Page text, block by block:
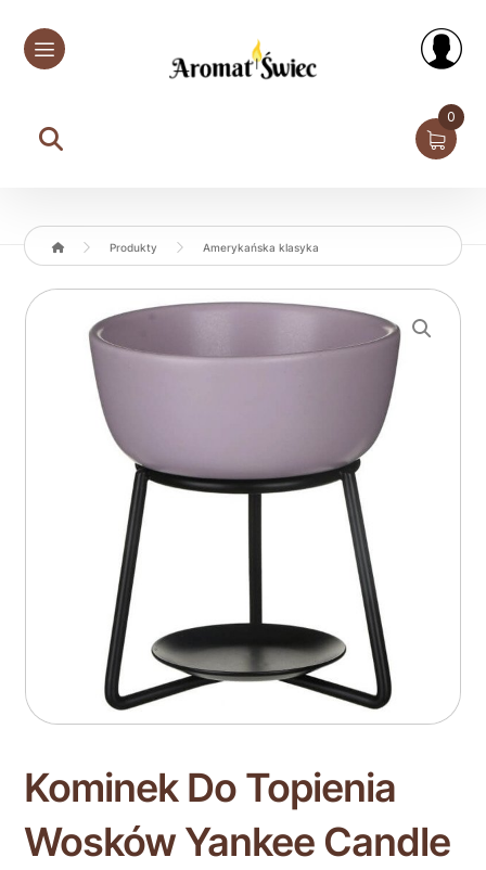
0
Produkty Amerykańska klasyka
Enlarge the image
Kominek Do Topienia
Wosków Yankee Candle